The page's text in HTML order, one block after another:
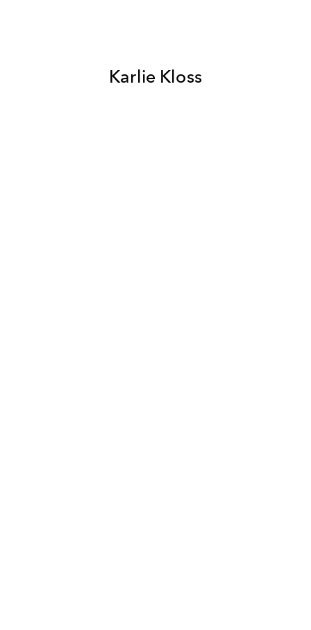
Karlie Kloss